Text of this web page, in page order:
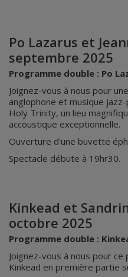
Po Lazarus et
septembre 2025
Programme double : Po
Joignez-vous à nous pour
anglophone et musique
Holy Trinity, un lieu
accoustique exceptionnelle.
Ouverture d'une buvette
Spectacle débute à 19hr30.
Kinkead et
octobre 2025
Programme double :
Joignez-vous à nous pour
Kinkead en première partie